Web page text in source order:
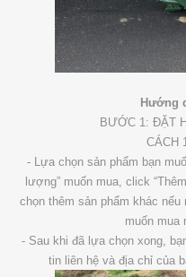
Hướng
BƯỚC 1: ĐẶT
CÁCH
- Lựa chọn sản phẩm bạn
lượng” muốn mua, click
chọn thêm sản phẩm khác nếu
muốn mua
- Sau khi đã lựa chọn xong,
tin liên hệ và địa chỉ của